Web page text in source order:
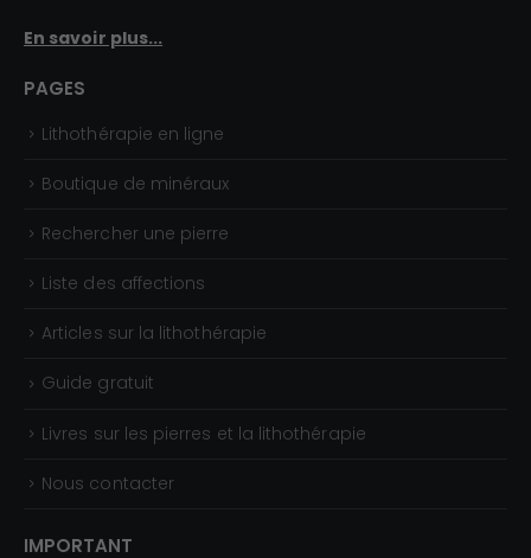
En savoir plus...
PAGES
Lithothérapie en ligne
Boutique de minéraux
Rechercher une pierre
Liste des affections
Articles sur la lithothérapie
Guide gratuit
Livres sur les pierres et la lithothérapie
Nous contacter
IMPORTANT